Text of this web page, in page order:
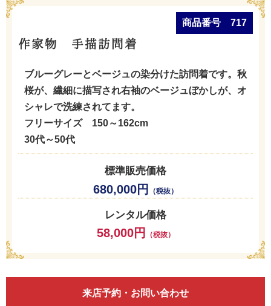
商品番号 717
作家物 手描訪問着
ブルーグレーとベージュの染分けた訪問着です。秋
桜が、繊細に描写され右袖のベージュぼかしが、オ
シャレで洗練されてます。
フリーサイズ 150～162cm
30代～50代
標準販売価格
680,000円 （税抜）
レンタル価格
58,000円 （税抜）
来店予約・お問い合わせ